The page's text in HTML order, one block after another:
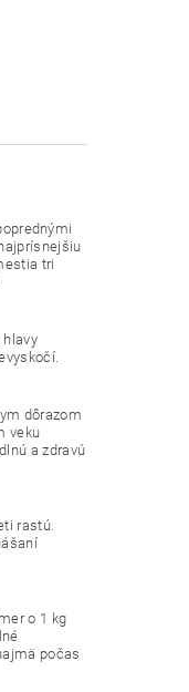
tri
hlavy
dôrazom
veku
a zdravú
rastú.
o 1 kg
počas